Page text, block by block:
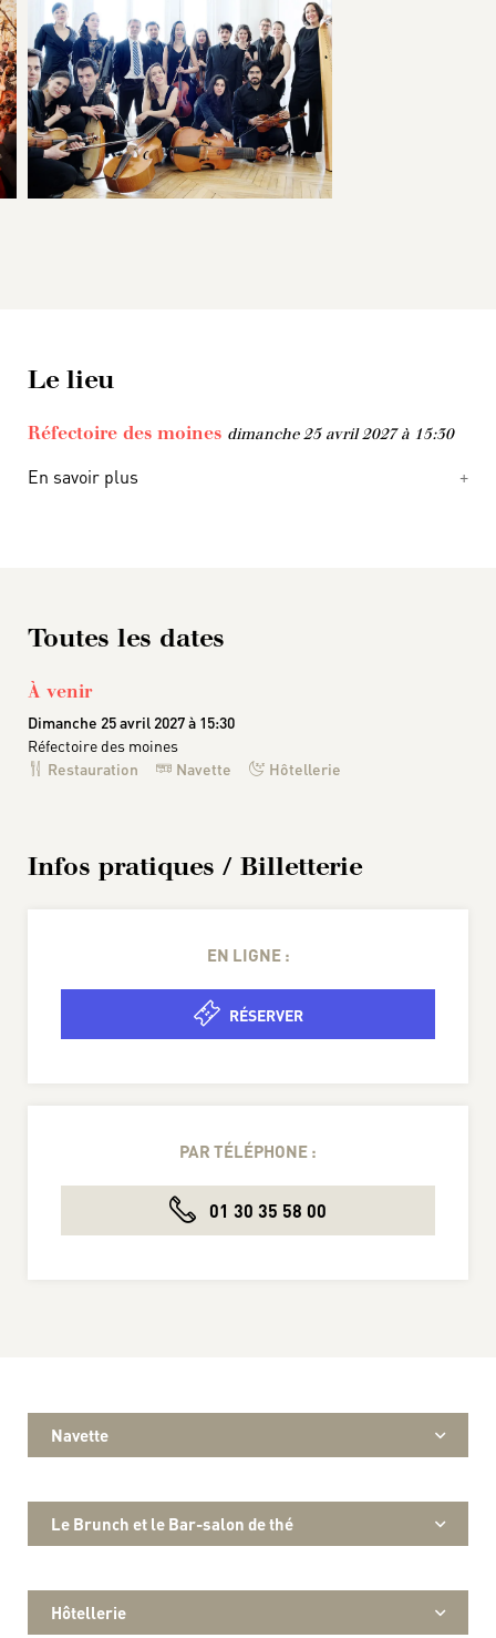
Le lieu
Réfectoire des moines dimanche 25 avril 2027 à 15:30
En savoir plus
Toutes les dates
À venir
Dimanche 25 avril 2027 à 15:30
Réfectoire des moines
Restauration
Navette Hôtellerie
Infos pratiques / Billetterie
EN LIGNE :
RÉSERVER
PAR TÉLÉPHONE :
01 30 35 58 00
Navette
Le Brunch et le Bar-salon de thé
Hôtellerie